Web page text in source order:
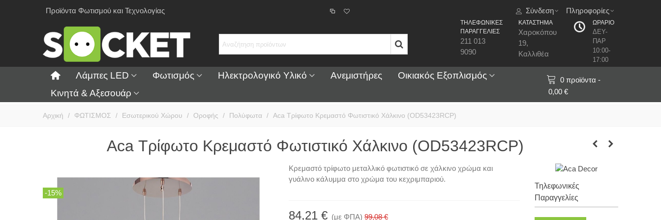
Προϊόντα Φωτισμού και Τεχνολογίας Σύνδεση Πληροφορίες
ΤΗΛΕΦΩΝΙΚΕΣ
ΠΑΡΑΓΓΕΛΙΕΣ
211 013
9090
ΚΑΤΑΣΤΗΜΑ
Χαροκόπου
19,
Καλλιθέα
ΩΡΑΡΙΟ
ΔΕΥ-
ΠΑΡ
10:00-
17:00
Λάμπες LED Φωτισμός Ηλεκτρολογικό Υλικό Ανεμιστήρες
Οικιακός Εξοπλισμός
Κινητά & Αξεσουάρ
0 προϊόντα -
0,00 €
Αρχική / ΦΩΤΙΣΜΟΣ / Εσωτερικού Χώρου / Οροφής / Πολύφωτα / Aca Τρίφωτο Κρεμαστό Φωτιστικό Χάλκινο (OD53423RCP)
Aca Τρίφωτο Κρεμαστό Φωτιστικό Χάλκινο (OD53423RCP)
-15%
Κρεμαστό τρίφωτο μεταλλικό φωτιστικό σε χάλκινο χρώμα και
γυάλινο κάλυμμα στο χρώμα του κεχριμπαριού.
84,21 € (με ΦΠΑ) 99,08 €
Τηλεφωνικές
Παραγγελίες